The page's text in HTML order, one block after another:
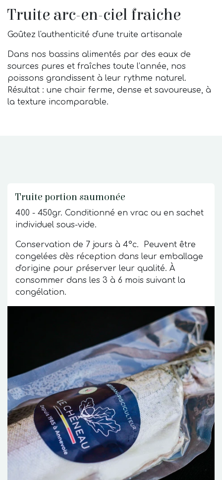
Truite arc-en-ciel fraiche
Goûtez l'authenticité d'une truite artisanale
Dans nos bassins alimentés par des eaux de
sources pures et fraîches toute l’année, nos
poissons grandissent à leur rythme naturel.
Résultat : une chair ferme, dense et savoureuse, à
la texture incomparable.
Truite portion saumonée
400 - 450gr. Conditionné en vrac ou en sachet
individuel sous-vide.
Conservation de 7 jours à 4°c. Peuvent être
congelées dès réception dans leur emballage
d'origine pour préserver leur qualité. À
consommer dans les 3 à 6 mois suivant la
congélation.